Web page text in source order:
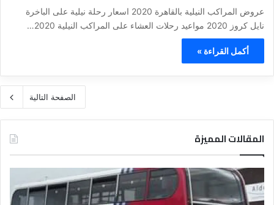
عروض المراكب النيلية بالقاهرة 2020 اسعار رحلة نيلية على الباخرة
نايل كروز 2020 مواعيد رحلات العشاء على المراكب النيلية 2020…
أكمل القراءة »
الصفحة التالية
المقالات المميزة
ل
ي